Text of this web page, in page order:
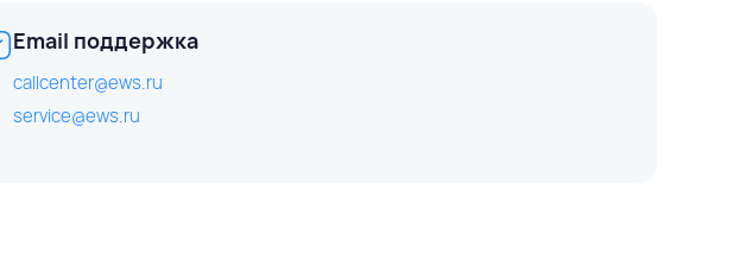
Email поддержка
callcenter@ews.ru
service@ews.ru